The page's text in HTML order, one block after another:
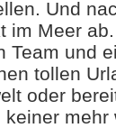
Und
im Meer
Team und
tollen
oder
keiner mehr